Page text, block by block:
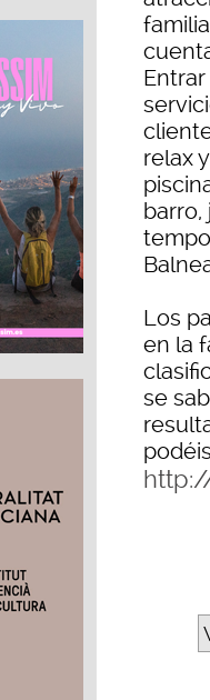
relax
Los
en la
se